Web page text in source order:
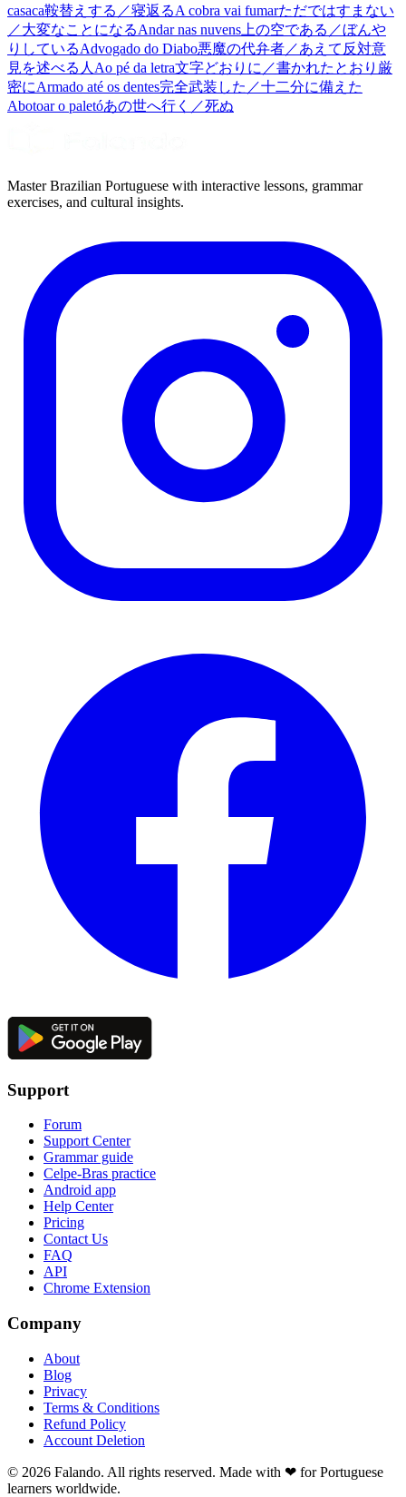
casaca鞍替えする／寝返るA cobra vai fumarただではすまない
／大変なことになるAndar nas nuvens 上の空である／ぼんや
りしているAdvogado do Diabo悪魔の代弁者／あえて反対意
見を述べる人 Ao pé da letra文字どおりに／書かれたとおり厳
密にArmado até os dentes完全武装した／十二分に備えた
Abotoar o paletóあの世へ行く／死ぬ
Master Brazilian Portuguese with interactive lessons, grammar
exercises, and cultural insights.
Support
Forum
Support Center
Grammar guide
Celpe-Bras practice
Android app
Help Center
Pricing
Contact Us
FAQ
API
Chrome Extension
Company
About
Blog
Privacy
Terms & Conditions
Refund Policy
Account Deletion
© 2026 Falando. All rights reserved. Made with ❤ for Portuguese
learners worldwide.